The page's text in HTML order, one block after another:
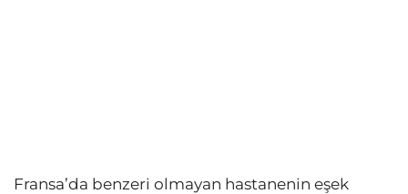
Fransa’da benzeri olmayan hastanenin eşek